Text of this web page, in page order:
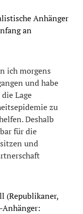
Anhänger
an
ich morgens
und habe
Lage
zu
Deshalb
für die
und
(Republikaner,
Anhänger: